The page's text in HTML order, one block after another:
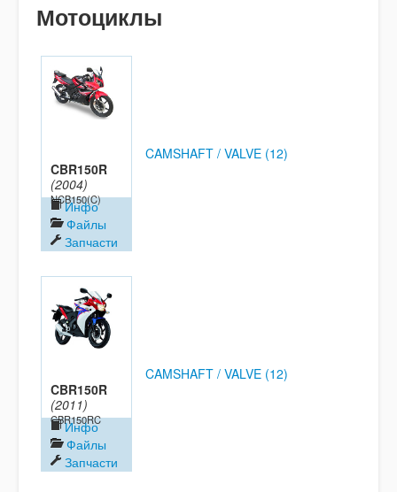
Мотоциклы
CBR150R
(2004)
NCB150(C)
Инфо
Файлы
Запчасти
CAMSHAFT / VALVE (12)
CBR150R
(2011)
CBR150RC
Инфо
Файлы
Запчасти
CAMSHAFT / VALVE (12)